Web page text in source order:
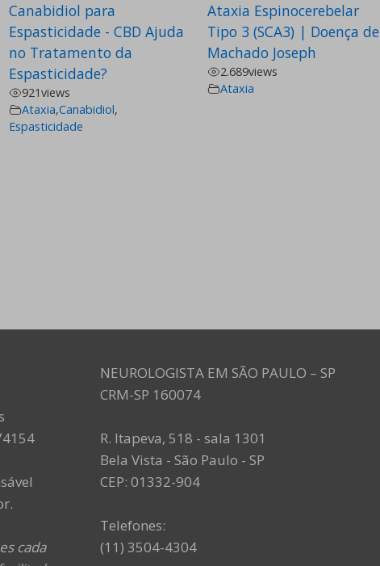
Canabidiol para
Espasticidade - CBD Ajuda
no Tratamento da
Espasticidade?
921views
Ataxia,Canabidiol,
Espasticidade
Ataxia Espinocerebelar
Tipo 3 (SCA3) | Doença de
Machado Joseph
2.689views
Ataxia
cada
NEUROLOGISTA EM SÃO PAULO – SP
CRM-SP 160074
R. Itapeva, 518 - sala 1301
Bela Vista - São Paulo - SP
CEP: 01332-904
Telefones:
(11) 3504-4304